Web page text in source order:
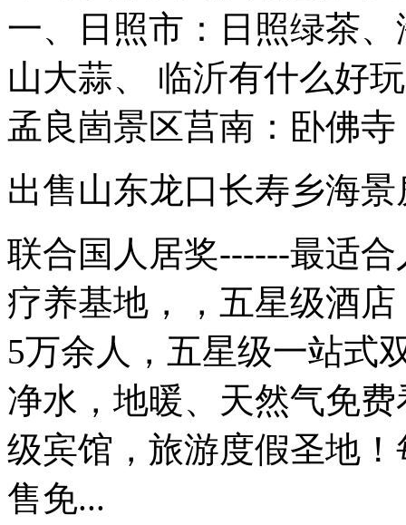
一、日照市：日照绿茶
山大蒜、 临沂有什么好
孟良崮景区莒南：卧佛
出售山东龙口长寿乡海
联合国人居奖------最适
疗养基地，，五星级酒
5万余人，五星级一站式
净水，地暖、天然气免
级宾馆，旅游度假圣地
售免...